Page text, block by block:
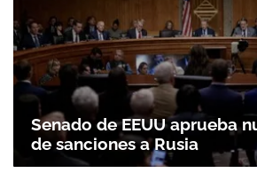
Senado de EEUU aprueba
de sanciones a Rusia